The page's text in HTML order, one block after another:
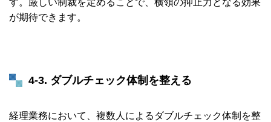
す。厳しい制裁を定めることで、横領の抑止力となる効果
が期待できます。
4-3. ダブルチェック体制を整える
経理業務において、複数人によるダブルチェック体制を整